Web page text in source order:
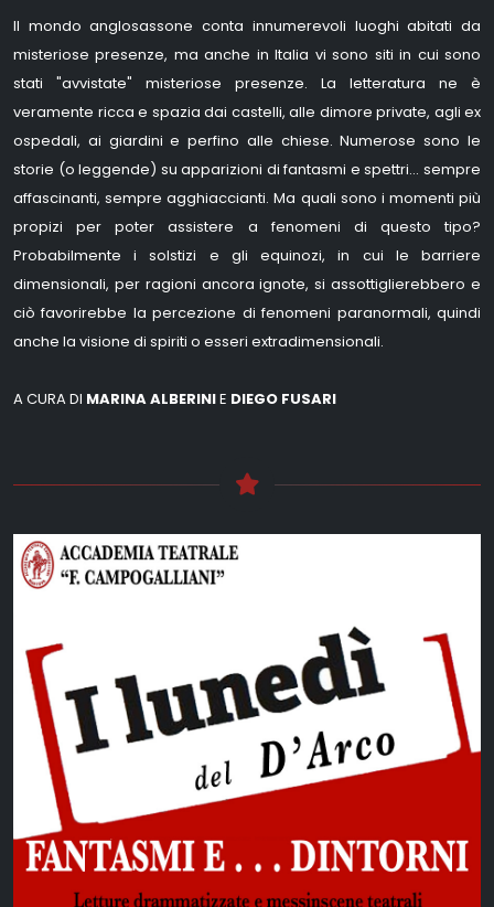
Il mondo anglosassone conta innumerevoli luoghi abitati da
misteriose presenze, ma anche in Italia vi sono siti in cui sono
stati "avvistate" misteriose presenze. La letteratura ne è
veramente ricca e spazia dai castelli, alle dimore private, agli ex
ospedali, ai giardini e perfino alle chiese. Numerose sono le
storie (o leggende) su apparizioni di fantasmi e spettri... sempre
affascinanti, sempre agghiaccianti. Ma quali sono i momenti più
propizi per poter assistere a fenomeni di questo tipo?
Probabilmente i solstizi e gli equinozi, in cui le barriere
dimensionali, per ragioni ancora ignote, si assottiglierebbero e
ciò favorirebbe la percezione di fenomeni paranormali, quindi
anche la visione di spiriti o esseri extradimensionali.
A CURA DI MARINA ALBERINIE DIEGO FUSARI